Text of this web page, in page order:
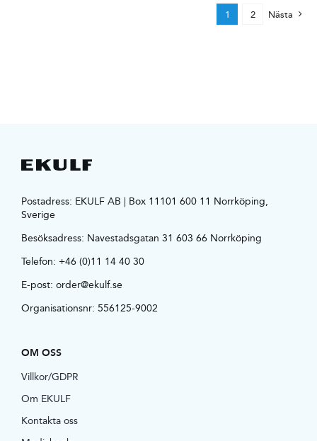
1 2 Nästa
Postadress: EKULF AB | Box 11101 600 11 Norrköping,
Sverige
Besöksadress: Navestadsgatan 31 603 66 Norrköping
Telefon: +46 (0)11 14 40 30
E-post: order@ekulf.se
Organisationsnr: 556125-9002
OM OSS
Villkor/GDPR
Om EKULF
Kontakta oss